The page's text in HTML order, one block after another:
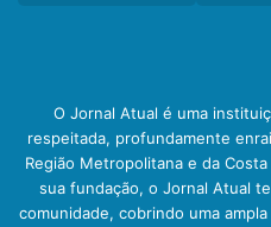
O Jornal Atual é uma
respeitada, profundamente
Região Metropolitana e da
sua fundação, o Jornal Atual
comunidade, cobrindo uma